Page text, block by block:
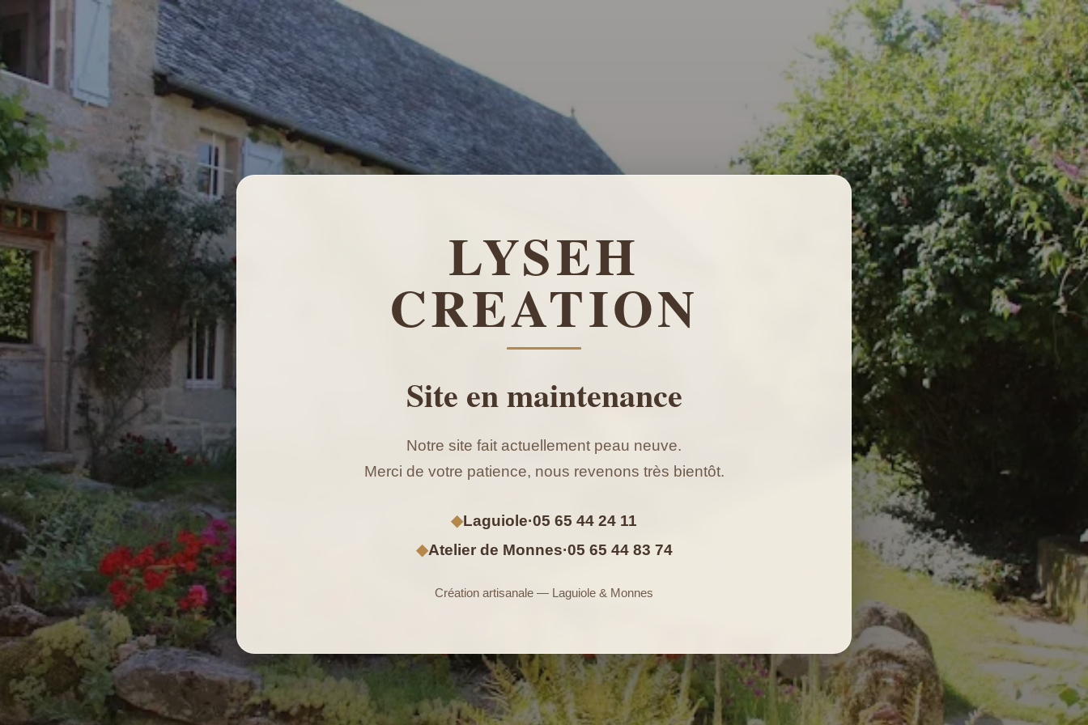
LYSEH
CREATION
Site en maintenance
Notre site fait actuellement peau neuve.
Merci de votre patience, nous revenons très bientôt.
◆Laguiole·05 65 44 24 11
◆Atelier de Monnes·05 65 44 83 74
Création artisanale — Laguiole & Monnes